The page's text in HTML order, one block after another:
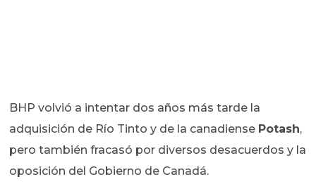
BHP volvió a intentar dos años más tarde la
adquisición de Río Tinto y de la canadiense Potash,
pero también fracasó por diversos desacuerdos y la
oposición del Gobierno de Canadá.